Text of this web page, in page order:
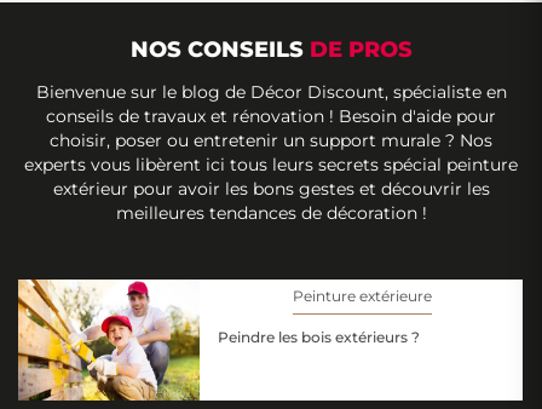
NOS CONSEILS DE PROS
Bienvenue sur le blog de Décor Discount, spécialiste en
conseils de travaux et rénovation ! Besoin d'aide pour
choisir, poser ou entretenir un support murale ? Nos
experts vous libèrent ici tous leurs secrets spécial peinture
extérieur pour avoir les bons gestes et découvrir les
meilleures tendances de décoration !
Peinture extérieure
Peindre les bois extérieurs ?